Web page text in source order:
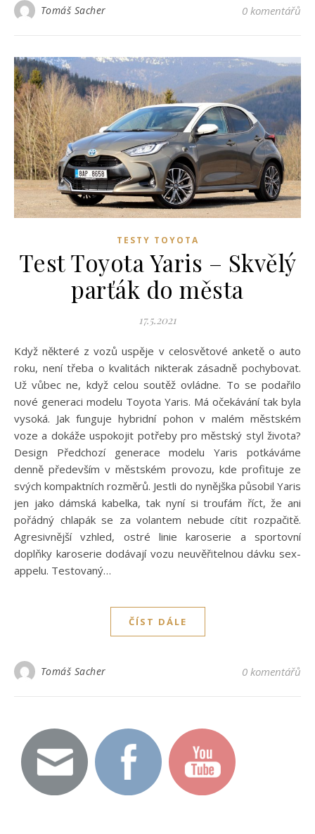
Tomáš Sacher 0 komentářů
TESTY TOYOTA
Test Toyota Yaris – Skvělý
parťák do města
17.5.2021
Když některé z vozů uspěje v celosvětové anketě o auto
roku, není třeba o kvalitách nikterak zásadně pochybovat.
Už vůbec ne, když celou soutěž ovládne. To se podařilo
nové generaci modelu Toyota Yaris. Má očekávání tak byla
vysoká. Jak funguje hybridní pohon v malém městském
voze a dokáže uspokojit potřeby pro městský styl života?
Design Předchozí generace modelu Yaris potkáváme
denně především v městském provozu, kde profituje ze
svých kompaktních rozměrů. Jestli do nynějška působil Yaris
jen jako dámská kabelka, tak nyní si troufám říct, že ani
pořádný chlapák se za volantem nebude cítit rozpačitě.
Agresivnější vzhled, ostré linie karoserie a sportovní
doplňky karoserie dodávají vozu neuvěřitelnou dávku sex-
appelu. Testovaný…
ČÍST DÁLE
Tomáš Sacher 0 komentářů